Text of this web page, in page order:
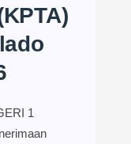
1